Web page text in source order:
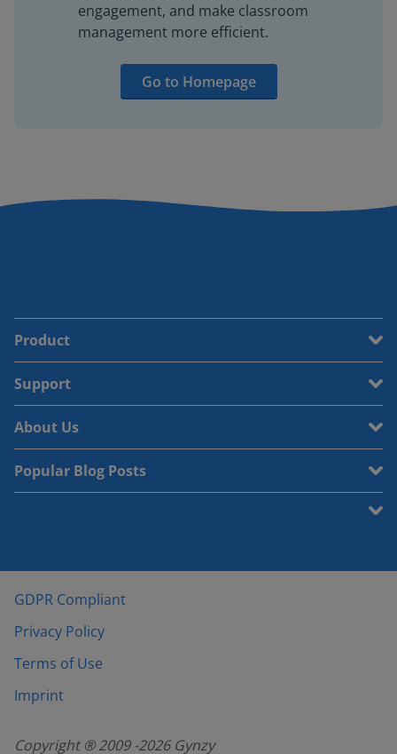
engagement, and make classroom
management more efficient.
Go to Homepage
Product
Support
About Us
Popular Blog Posts
GDPR Compliant
Privacy Policy
Terms of Use
Imprint
Copyright ® 2009 -2026Gynzy